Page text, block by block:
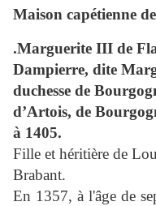
Maison capétienne
.Marguerite III de
Dampierre, dite
duchesse de
d’Artois, de
à 1405.
Fille et héritière de
Brabant.
En 1357, à l'âge de